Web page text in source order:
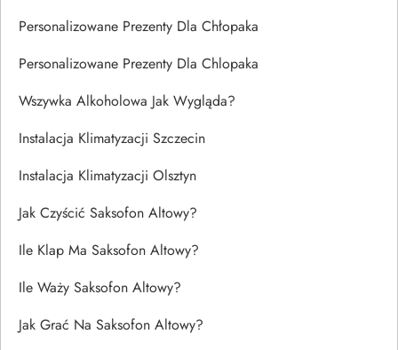
Personalizowane Prezenty Dla Chłopaka
Personalizowane Prezenty Dla Chlopaka
Wszywka Alkoholowa Jak Wygląda?
Instalacja Klimatyzacji Szczecin
Instalacja Klimatyzacji Olsztyn
Jak Czyścić Saksofon Altowy?
Ile Klap Ma Saksofon Altowy?
Ile Waży Saksofon Altowy?
Jak Grać Na Saksofon Altowy?